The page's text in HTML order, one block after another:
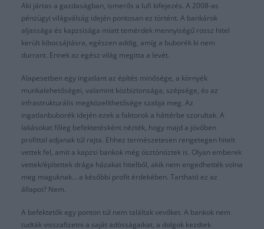
Aki jártas a gazdaságban, ismerős a lufi kifejezés. A 2008-as
pénzügyi világválság idején pontosan ez történt. A bankárok
aljassága és kapzsisága miatt temérdek mennyiségű rossz hitel
került kibocsájtásra, egészen addig, amíg a buborék ki nem
durrant. Ennek az egész világ megitta a levét.
Alapesetben egy ingatlant az építés minősége, a környék
munkalehetőségei, valamint közbiztonsága, szépsége, és az
infrastrukturális megközelíthetősége szabja meg. Az
ingatlanbuborék idején ezek a faktorok a háttérbe szorultak. A
lakásokat főleg befektetésként nézték, hogy majd a jövőben
profittal adjanak túl rajta. Ehhez természetesen rengetegen hitelt
vettek fel, amit a kapzsi bankok még ösztönöztek is. Olyan emberek
vettek/építettek drága házakat hitelből, akik nem engedhették volna
meg maguknak… a későbbi profit érdekében. Tartható ez az
állapot? Nem.
A befektetők egy ponton túl nem találtak vevőket. A bankok nem
tudták visszafizetni a saját adósságaikat, a dolgok kezdtek